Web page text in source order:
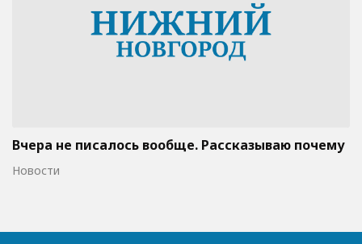
Вчера не писалось вообще. Рассказываю почему
Новости